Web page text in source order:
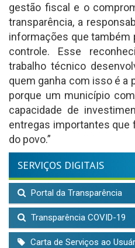
gestão fiscal e o
transparência, a
informações que também
controle. Esse
trabalho técnico
quem ganha com isso é a
porque um município
capacidade de
entregas importantes que
do povo.”
SERVIÇOS DIGITAIS
Portal da Transparência
Transparência COVID-19
Carta de Serviços ao